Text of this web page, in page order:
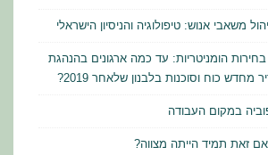
משאבי אנוש: טיפולוגיה והניסיון הישראלי
הומניטריות: עד כמה ארגונים בהנהגת
מחדש כוח וסוכנות בלבנון שלאחר 2019?
במקום העבודה
זאת תמיד הייתה מצווה?